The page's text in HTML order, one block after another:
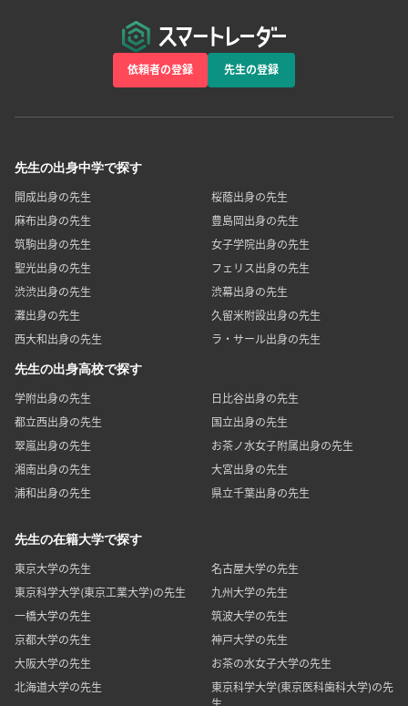
依頼者の登録 先生の登録
先生の出身中学で探す
開成出身の先生
桜蔭出身の先生
麻布出身の先生
豊島岡出身の先生
筑駒出身の先生
女子学院出身の先生
聖光出身の先生
フェリス出身の先生
渋渋出身の先生
渋幕出身の先生
灘出身の先生
久留米附設出身の先生
西大和出身の先生
ラ・サール出身の先生
先生の出身高校で探す
学附出身の先生
日比谷出身の先生
都立西出身の先生
国立出身の先生
翠嵐出身の先生
お茶ノ水女子附属出身の先生
湘南出身の先生
大宮出身の先生
浦和出身の先生
県立千葉出身の先生
先生の在籍大学で探す
東京大学の先生
名古屋大学の先生
東京科学大学(東京工業大学)の先生
九州大学の先生
一橋大学の先生
筑波大学の先生
京都大学の先生
神戸大学の先生
大阪大学の先生
お茶の水女子大学の先生
北海道大学の先生
東京科学大学(東京医科歯科大学)の先